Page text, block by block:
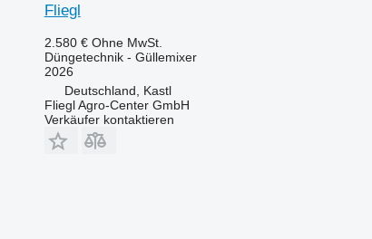
Fliegl
2.580 € Ohne MwSt.
Düngetechnik - Güllemixer
2026
Deutschland, Kastl
Fliegl Agro-Center GmbH
Verkäufer kontaktieren